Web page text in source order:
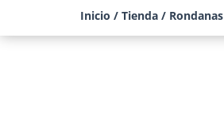
Inicio / Tienda/ Rondanas